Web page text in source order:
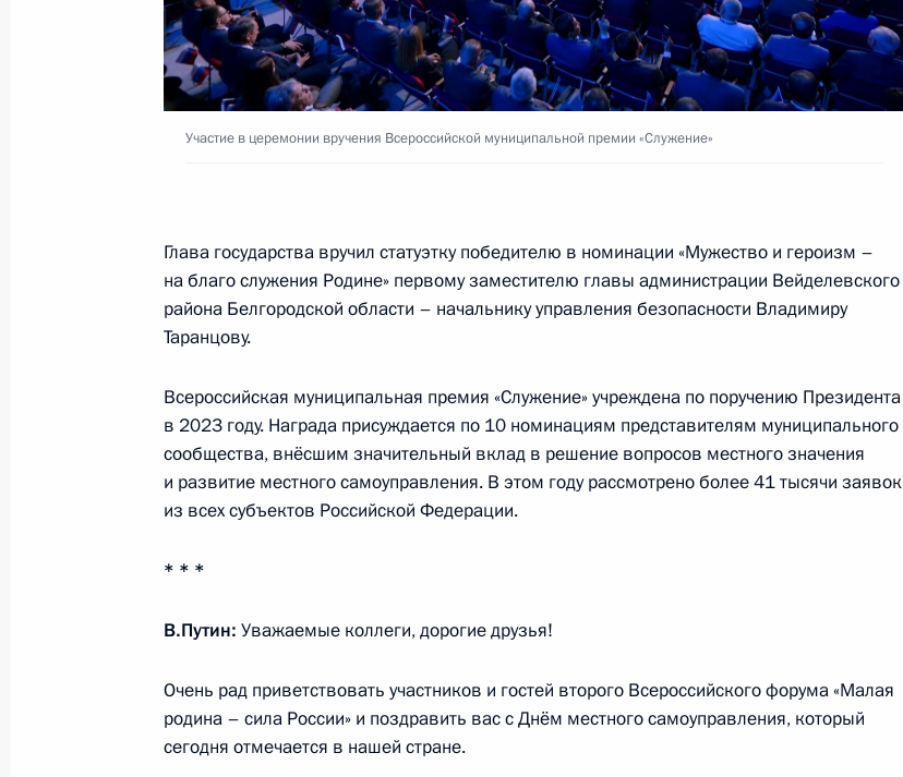
Подписан Указ о проведении ежегодного Международного
муниципального форума
29 декабря 2025 года, 19:15
29 декабря 2025 года, 13:25
предоставления государственных и муниципальных услуг
29 декабря 2025 года, 11:35
образованиями затрат инвесторов в рамках соглашений
4 ноября 2025 года, 17:25
Внесены изменения в статью 4 закона о противодействии
экстремистской деятельности
Участие в церемонии вручения Всероссийской муниципальной премии «Служение»
Глава государства вручил статуэтку победителю в номинации «Мужество и героизм –
на благо служения Родине» первому заместителю главы администрации Вейделевского
района Белгородской области – начальнику управления безопасности Владимиру
Таранцову.
Всероссийская муниципальная премия «Служение» учреждена по поручению Президента
в 2023 году. Награда присуждается по 10 номинациям представителям муниципального
сообщества, внёсшим значительный вклад в решение вопросов местного значения
и развитие местного самоуправления. В этом году рассмотрено более 41 тысячи заявок
из всех субъектов Российской Федерации.
* * *
В.Путин: Уважаемые коллеги, дорогие друзья!
Очень рад приветствовать участников и гостей второго Всероссийского форума «Малая
родина – сила России» и поздравить вас с Днём местного самоуправления, который
сегодня отмечается в нашей стране.